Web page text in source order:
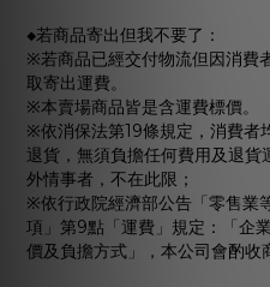
◆若商品寄出但我不要了：
※若商品已經交付物流但因消費
取寄出運費。
※本賣場商品皆是含運費標價。
※依消保法第19條規定，消費者
退貨，無須負擔任何費用及退
外情事者，不在此限；
※依行政院經濟部公告「零售業
項」第9點「運費」規定：「企
價及負擔方式」，本公司會酌收